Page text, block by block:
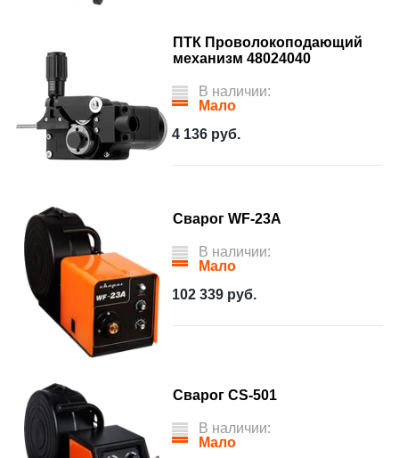
ПТК Проволокоподающий
механизм 48024040
В наличии:
Мало
4 136 руб.
Сварог WF-23A
В наличии:
Мало
102 339 руб.
Сварог CS-501
В наличии:
Мало